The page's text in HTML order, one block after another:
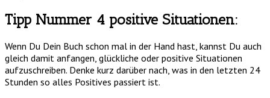
Tipp Nummer 4 positive Situationen:
Wenn Du Dein Buch schon mal in der Hand hast, kannst Du auch
gleich damit anfangen, glückliche oder positive Situationen
aufzuschreiben. Denke kurz darüber nach, was in den letzten 24
Stunden so alles Positives passiert ist.